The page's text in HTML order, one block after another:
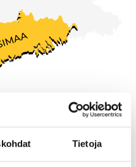
Tietoja
sekä pellit)
% ja levitetään
levitetään
koko
alueella,